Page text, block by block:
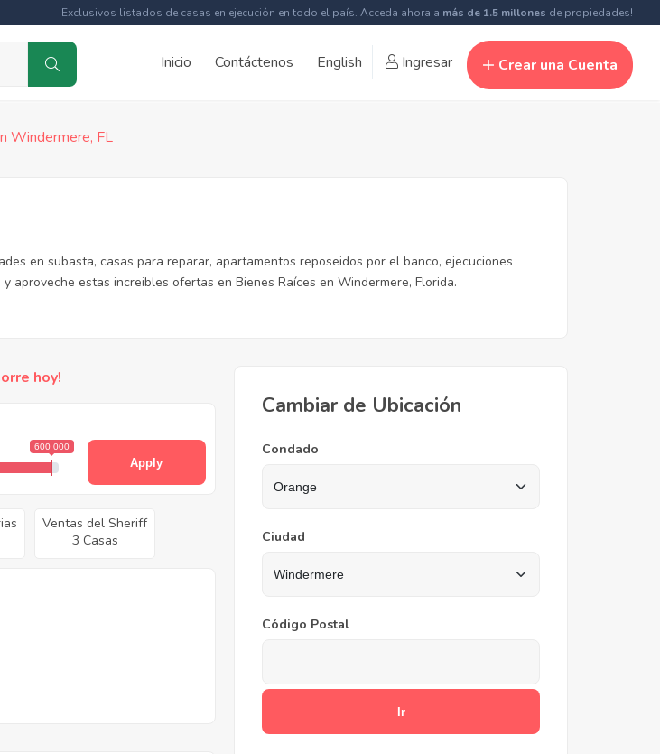
Exclusivos listados de casas en ejecución en todo el país. Acceda ahora a más de 1.5 millones de propiedades!
Inicio Contáctenos English Ingresar Crear una Cuenta
Windermere, FL
en subasta, casas para reparar, apartamentos reposeidos por el banco, ejecuciones
aproveche estas increibles ofertas en Bienes Raíces en Windermere, Florida.
hoy!
600 000
Apply
Ventas del Sheriff
3 Casas
Cambiar de Ubicación
Condado
Ciudad
Código Postal